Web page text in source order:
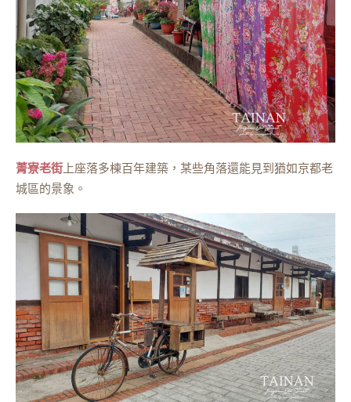
菁寮老街 上座落多棟百年建築，某些角落還能見到猶如京都老
城區的景象。